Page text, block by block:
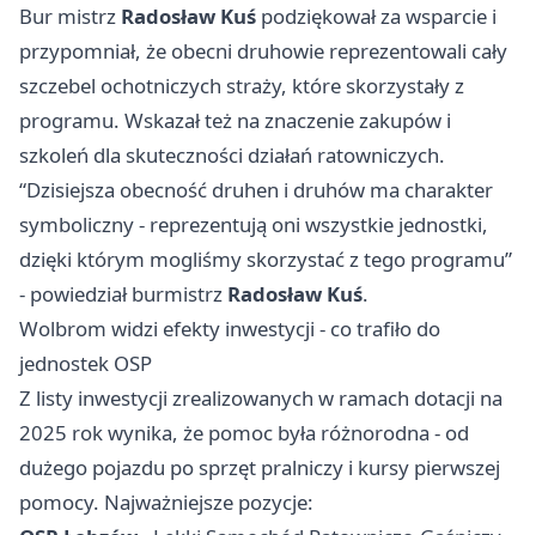
Bur mistrz Radosław Kuś podziękował za wsparcie i
przypomniał, że obecni druhowie reprezentowali cały
szczebel ochotniczych straży, które skorzystały z
programu. Wskazał też na znaczenie zakupów i
szkoleń dla skuteczności działań ratowniczych.
“Dzisiejsza obecność druhen i druhów ma charakter
symboliczny - reprezentują oni wszystkie jednostki,
dzięki którym mogliśmy skorzystać z tego programu”
- powiedział burmistrz Radosław Kuś.
Wolbrom widzi efekty inwestycji - co trafiło do
jednostek OSP
Z listy inwestycji zrealizowanych w ramach dotacji na
2025 rok wynika, że pomoc była różnorodna - od
dużego pojazdu po sprzęt pralniczy i kursy pierwszej
pomocy. Najważniejsze pozycje: